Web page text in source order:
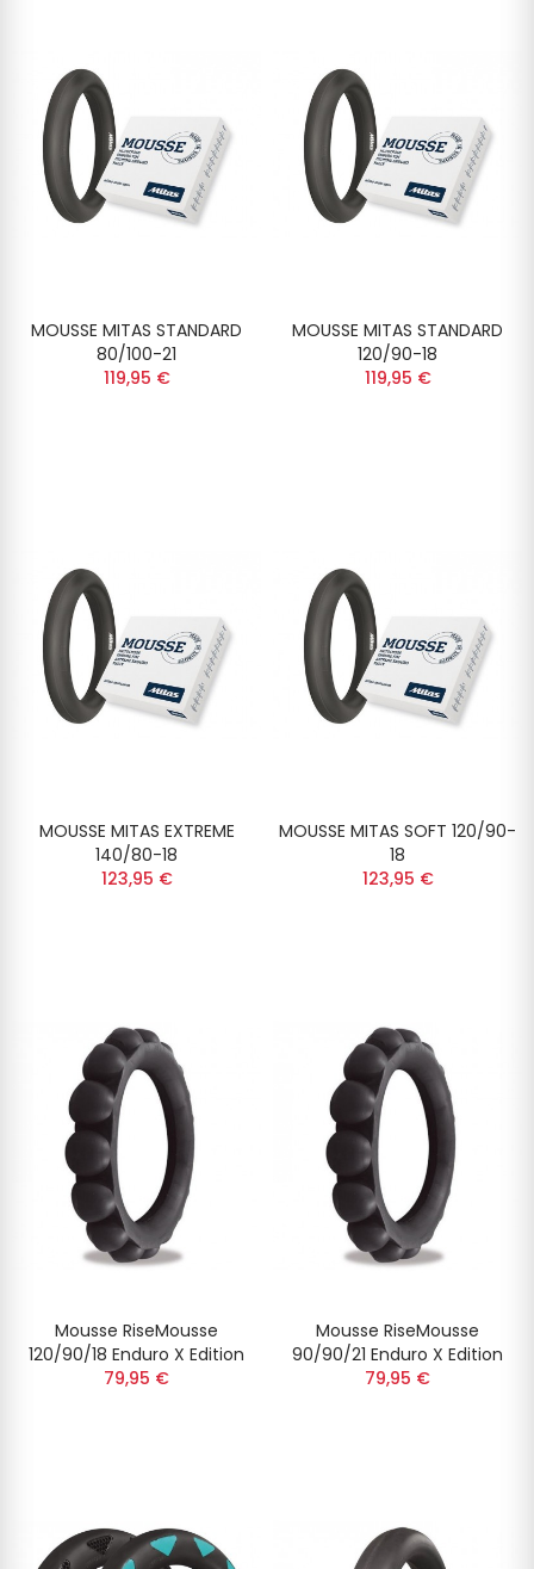
MOUSSE MITAS STANDARD
80/100-21
119,95 €
MOUSSE MITAS STANDARD
120/90-18
119,95 €
MOUSSE MITAS EXTREME
140/80-18
123,95 €
MOUSSE MITAS SOFT 120/90-
18
123,95 €
Mousse RiseMousse
120/90/18 Enduro X Edition
79,95 €
Mousse RiseMousse
90/90/21 Enduro X Edition
79,95 €